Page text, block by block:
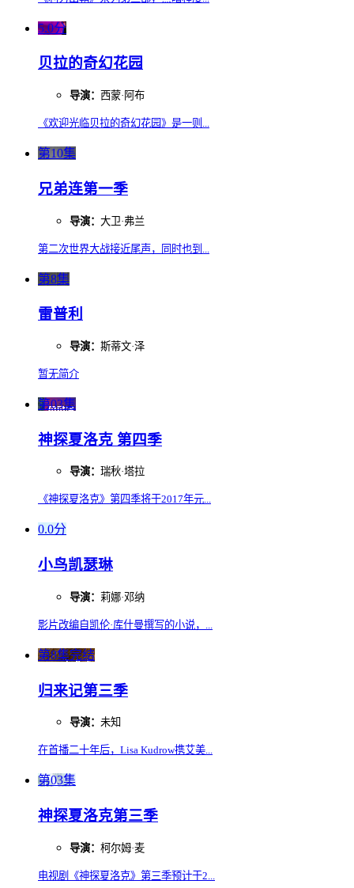
5.0分
贝拉的奇幻花园
导演： 西蒙·阿布
《欢迎光临贝拉的奇幻花园》是一则...
第10集
兄弟连第一季
导演： 大卫·弗兰
第二次世界大战接近尾声，同时也到...
第8集
雷普利
导演： 斯蒂文·泽
暂无简介
第03集
神探夏洛克 第四季
导演： 瑞秋·塔拉
《神探夏洛克》第四季将于2017年元...
0.0分
小鸟凯瑟琳
导演： 莉娜·邓纳
影片改编自凯伦·库什曼撰写的小说，...
第8集完结
归来记第三季
导演： 未知
在首播二十年后，Lisa Kudrow携艾美...
第03集
神探夏洛克第三季
导演： 柯尔姆·麦
电视剧《神探夏洛克》第三季预计于2...